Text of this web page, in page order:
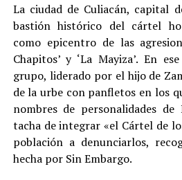
La ciudad de Culiacán, capital
bastión histórico del cártel
como epicentro de las
Chapitos’ y ‘La Mayiza’. En
grupo, liderado por el hijo de
de la urbe con panfletos en los
nombres de personalidades
tacha de integrar «el Cártel de
población a denunciarlos,
hecha por Sin Embargo.